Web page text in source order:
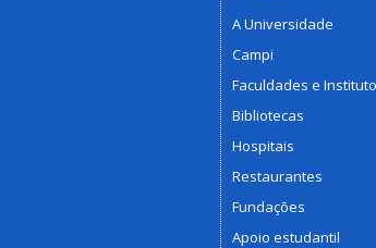
A Universidade
Campi
Faculdades e
Bibliotecas
Hospitais
Restaurantes
Fundações
Apoio estudantil